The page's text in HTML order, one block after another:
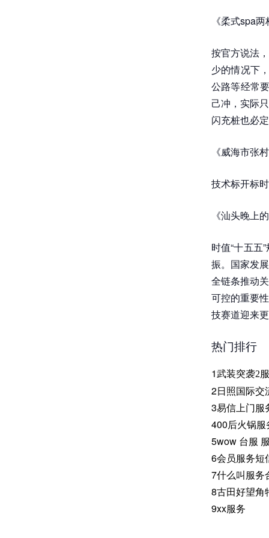
《柔式spa
按官方说法
少的情况下
公路等经常
己冲，实际
闪充桩也必
《威海市张
技术标开标
《汕头晚上
时值“十五五
振。国家发
全链条推动
可控的重要
技赛道迎来
热门排行
1武装突袭2
2日照国际交
3易信上门服
400后火锅服
5wow 台服
6会员服务短
7什么叫服务
8古田好望角
9xx服务